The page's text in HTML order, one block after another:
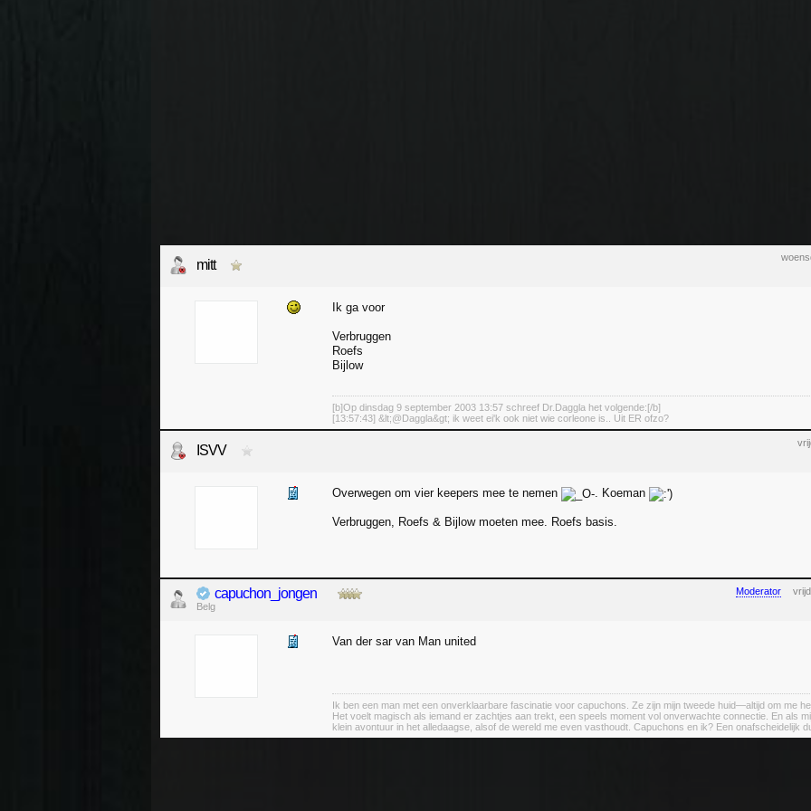
mitt
Ik ga voor
Verbruggen
Roefs
Bijlow
[b]Op dinsdag 9 september 2003 13:57 schreef Dr.Daggla het volgende:[/b]
[13:57:43] &lt;@Daggla&gt; ik weet ei'k ook niet wie corleone is.. Uit ER ofzo?
ISVV
Overwegen om vier keepers mee te nemen . Koeman
Verbruggen, Roefs & Bijlow moeten mee. Roefs basis.
Moderator
capuchon_jongen
Belg
Van der sar van Man united
Ik ben een man met een onverklaarbare fascinatie voor capuchons. Ze zijn mijn tweede huid—altijd om me
Het voelt magisch als iemand er zachtjes aan trekt, een speels moment vol onverwachte connectie. En als
klein avontuur in het alledaagse, alsof de wereld me even vasthoudt. Capuchons en ik? Een onafscheidelijk